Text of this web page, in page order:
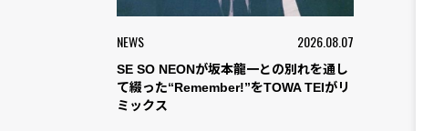
NEWS 2026.08.07
SE SO NEONが坂本龍一との別れを通し
て綴った“Remember!”をTOWA TEIがリ
ミックス